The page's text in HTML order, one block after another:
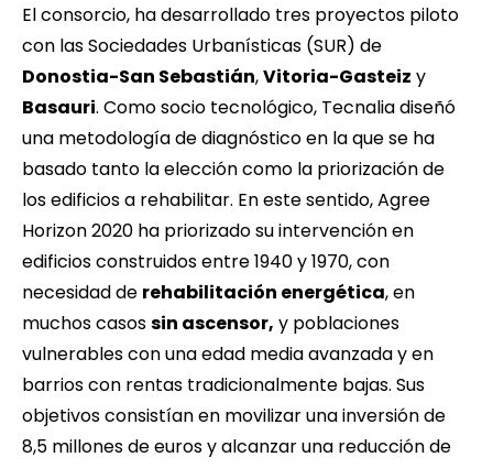
El consorcio, ha desarrollado tres proyectos piloto
con las Sociedades Urbanísticas (SUR) de
Donostia-San Sebastián,Vitoria-Gasteiz y
Basauri. Como socio tecnológico, Tecnaliadiseñó
una metodología de diagnóstico en la que se ha
basado tanto la elección como la priorización de
los edificios a rehabilitar. En este sentido, Agree
Horizon 2020 ha priorizado su intervención en
edificios construidos entre 1940 y 1970, con
necesidad de rehabilitación energética, en
muchos casossin ascensor, y poblaciones
vulnerables con una edad media avanzada y en
barrios con rentas tradicionalmente bajas. Sus
objetivos consistían en movilizar una inversión de
8,5 millones de euros y alcanzar una reducción de